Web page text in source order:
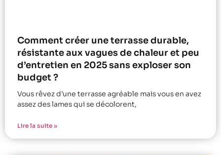
Comment créer une terrasse durable,
résistante aux vagues de chaleur et peu
d’entretien en 2025 sans exploser son
budget ?
Vous rêvez d’une terrasse agréable mais vous en avez
assez des lames qui se décolorent,
Lire la suite »